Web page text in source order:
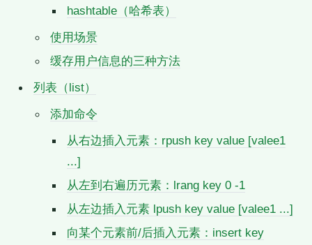
hashtable（哈希表）
使用场景
缓存用户信息的三种方法
列表（list）
添加命令
从右边插入元素：rpush key value [valee1
...]
从左到右遍历元素：lrang key 0 -1
从左边插入元素 lpush key value [valee1 ...]
向某个元素前/后插入元素：insert key